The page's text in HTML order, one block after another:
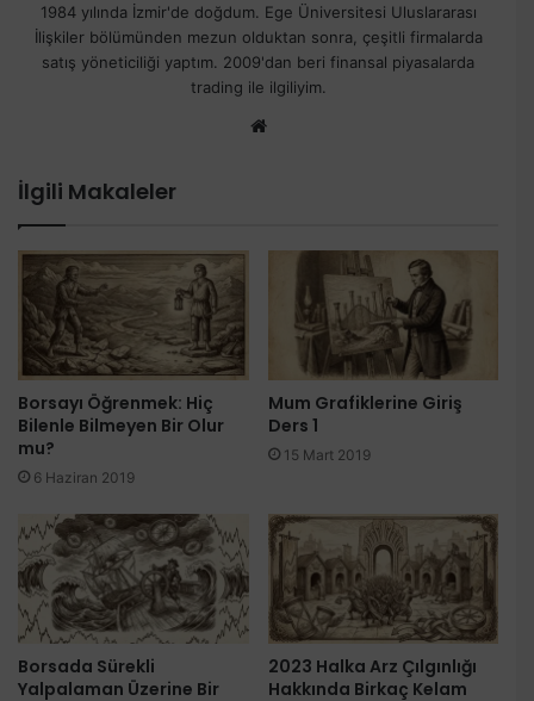
1984 yılında İzmir'de doğdum. Ege Üniversitesi Uluslararası
İlişkiler bölümünden mezun olduktan sonra, çeşitli firmalarda
satış yöneticiliği yaptım. 2009'dan beri finansal piyasalarda
trading ile ilgiliyim.
İlgili Makaleler
Borsayı Öğrenmek: Hiç
Bilenle Bilmeyen Bir Olur
mu?
6 Haziran 2019
Mum Grafiklerine Giriş
Ders 1
15 Mart 2019
Borsada Sürekli
Yalpalaman Üzerine Bir
2023 Halka Arz Çılgınlığı
Hakkında Birkaç Kelam